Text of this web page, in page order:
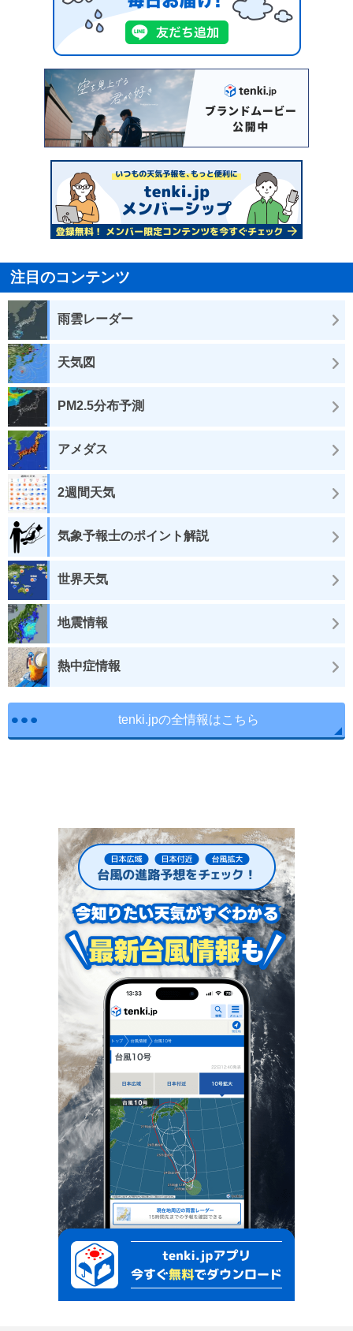
注目のコンテンツ
雨雲レーダー
天気図
PM2.5分布予測
アメダス
2週間天気
気象予報士のポイント解説
世界天気
地震情報
熱中症情報
tenki.jpの全情報はこちら